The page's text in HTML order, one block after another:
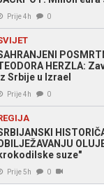
Prije 4h 0
HERZLA:
Srbije u Izrael
Prije 4h 0
suze"
Prije 5h 0